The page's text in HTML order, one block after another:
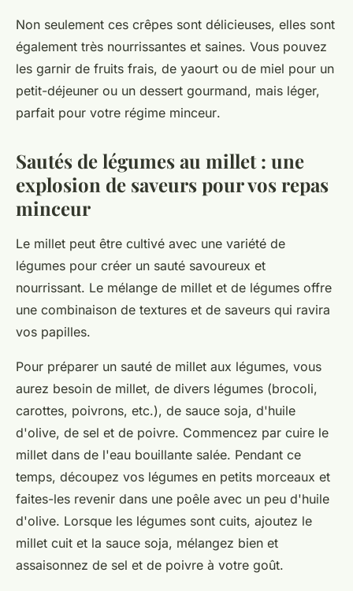
Non seulement ces crêpes sont délicieuses, elles sont
également très nourrissantes et saines. Vous pouvez
les garnir de fruits frais, de yaourt ou de miel pour un
petit-déjeuner ou un dessert gourmand, mais léger,
parfait pour votre régime minceur.
Sautés de légumes au millet : une
explosion de saveurs pour vos repas
minceur
Le millet peut être cultivé avec une variété de
légumes pour créer un sauté savoureux et
nourrissant. Le mélange de millet et de légumes offre
une combinaison de textures et de saveurs qui ravira
vos papilles.
Pour préparer un sauté de millet aux légumes, vous
aurez besoin de millet, de divers légumes (brocoli,
carottes, poivrons, etc.), de sauce soja, d'huile
d'olive, de sel et de poivre. Commencez par cuire le
millet dans de l'eau bouillante salée. Pendant ce
temps, découpez vos légumes en petits morceaux et
faites-les revenir dans une poêle avec un peu d'huile
d'olive. Lorsque les légumes sont cuits, ajoutez le
millet cuit et la sauce soja, mélangez bien et
assaisonnez de sel et de poivre à votre goût.